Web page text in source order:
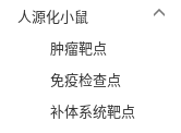
人源化小鼠
肿瘤靶点
免疫检查点
补体系统靶点